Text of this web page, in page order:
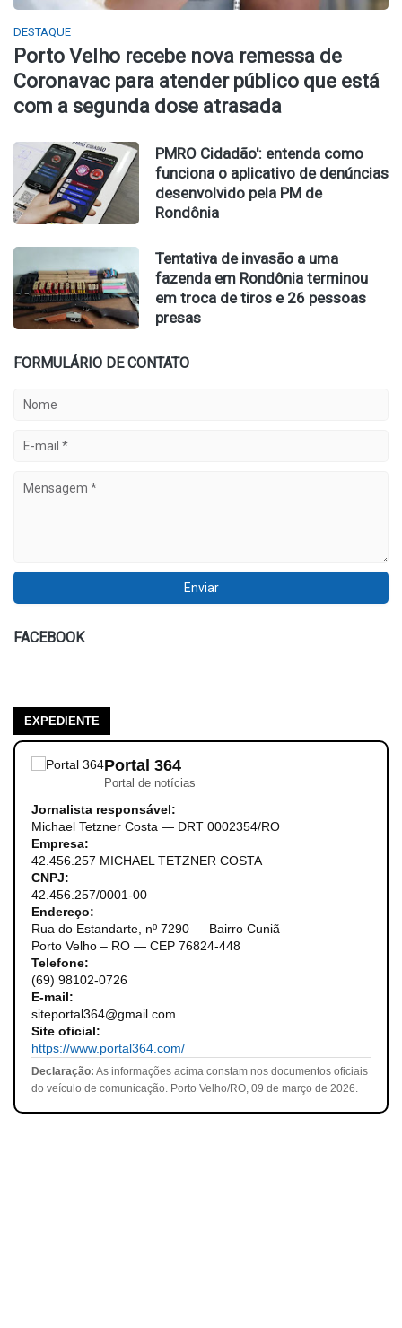
DESTAQUE
Porto Velho recebe nova remessa de
Coronavac para atender público que está
com a segunda dose atrasada
PMRO Cidadão': entenda como
funciona o aplicativo de denúncias
desenvolvido pela PM de
Rondônia
Tentativa de invasão a uma
fazenda em Rondônia terminou
em troca de tiros e 26 pessoas
presas
FORMULÁRIO DE CONTATO
FACEBOOK
EXPEDIENTE
Portal 364
Portal de notícias
Jornalista responsável:
Michael Tetzner Costa — DRT 0002354/RO
Empresa:
42.456.257 MICHAEL TETZNER COSTA
CNPJ:
42.456.257/0001-00
Endereço:
Rua do Estandarte, nº 7290 — Bairro Cuniã
Porto Velho – RO — CEP 76824-448
Telefone:
(69) 98102-0726
E-mail:
siteportal364@gmail.com
Site oficial:
https://www.portal364.com/
Declaração: As informações acima constam nos documentos oficiais
do veículo de comunicação. Porto Velho/RO, 09 de março de 2026.